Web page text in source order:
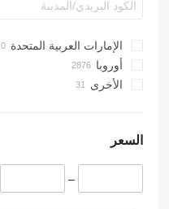
Integro
O-series
Sprinter
Vito
L-series
الإمارات العربية المتحدة
أوروبا
إستونيا
اليونان
البرتغال
الأخرى
السعر
–